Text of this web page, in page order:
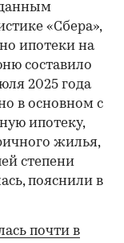
«Сбера»,
ипотеки на
составило
2025 года
в основном с
ипотеку,
жилья,
степени
пояснили в
почти в